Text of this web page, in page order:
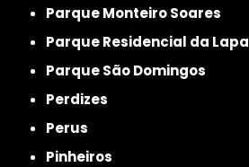
Parque Monteiro Soares
Parque Residencial da Lapa
Parque São Domingos
Perdizes
Perus
Pinheiros